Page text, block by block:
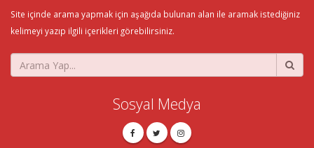
Site içinde arama yapmak için aşağıda bulunan alan ile aramak istediğiniz
kelimeyi yazıp ilgili içerikleri görebilirsiniz.
Sosyal Medya